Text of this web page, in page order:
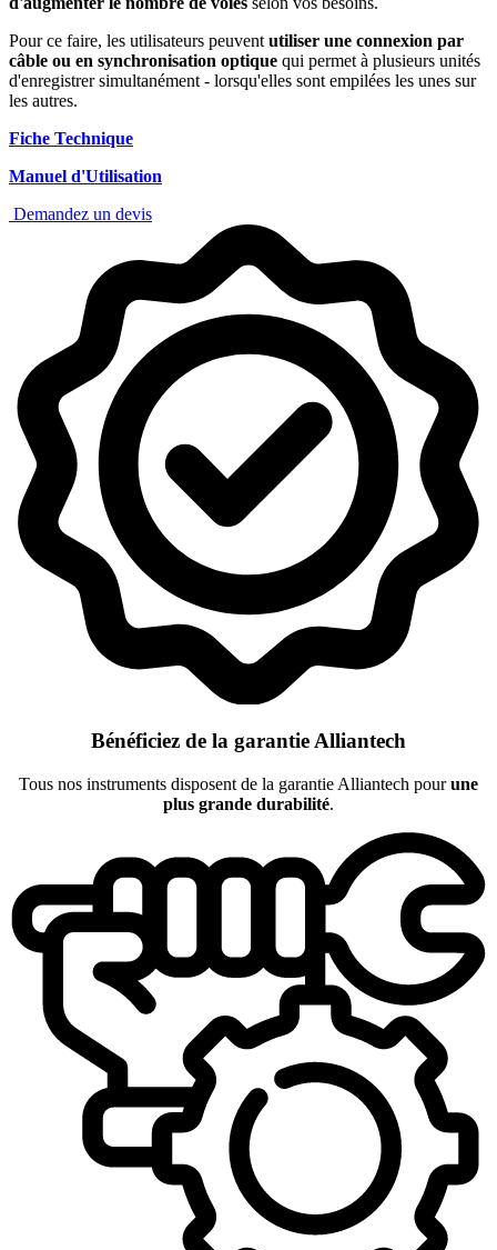
Pour ce faire, les utilisateurs peuvent utiliser une connexion par
câble ou en synchronisation optique qui permet à plusieurs unités
d'enregistrer simultanément - lorsqu'elles sont empilées les unes sur
les autres.
Fiche Technique
Manuel d'Utilisation
Demandez un devis
Bénéficiez de la garantie Alliantech
Tous nos instruments disposent de la garantie Alliantech pourune
plus grande durabilité.